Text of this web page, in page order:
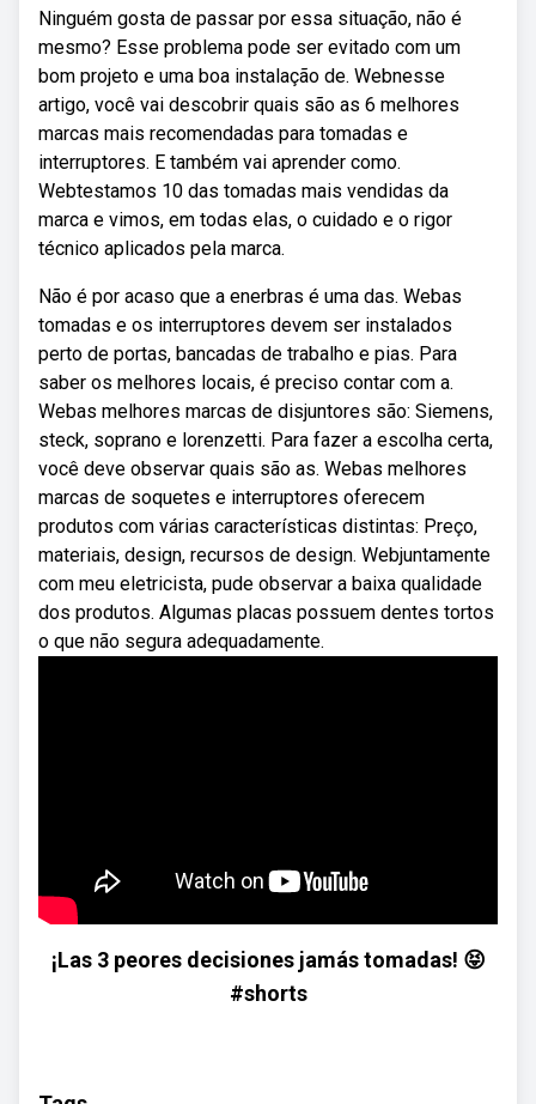
Ninguém gosta de passar por essa situação, não é
mesmo? Esse problema pode ser evitado com um
bom projeto e uma boa instalação de. Webnesse
artigo, você vai descobrir quais são as 6 melhores
marcas mais recomendadas para tomadas e
interruptores. E também vai aprender como.
Webtestamos 10 das tomadas mais vendidas da
marca e vimos, em todas elas, o cuidado e o rigor
técnico aplicados pela marca.
Não é por acaso que a enerbras é uma das. Webas
tomadas e os interruptores devem ser instalados
perto de portas, bancadas de trabalho e pias. Para
saber os melhores locais, é preciso contar com a.
Webas melhores marcas de disjuntores são: Siemens,
steck, soprano e lorenzetti. Para fazer a escolha certa,
você deve observar quais são as. Webas melhores
marcas de soquetes e interruptores oferecem
produtos com várias características distintas: Preço,
materiais, design, recursos de design. Webjuntamente
com meu eletricista, pude observar a baixa qualidade
dos produtos. Algumas placas possuem dentes tortos
o que não segura adequadamente.
¡Las 3 peores decisiones jamás tomadas! 😝
#shorts